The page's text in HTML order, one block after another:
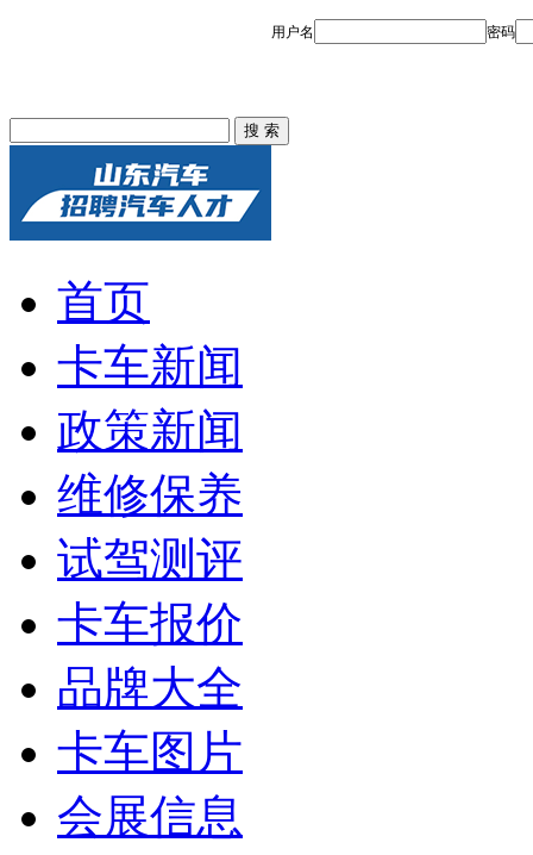
首页
卡车新闻
政策新闻
维修保养
试驾测评
卡车报价
品牌大全
卡车图片
会展信息